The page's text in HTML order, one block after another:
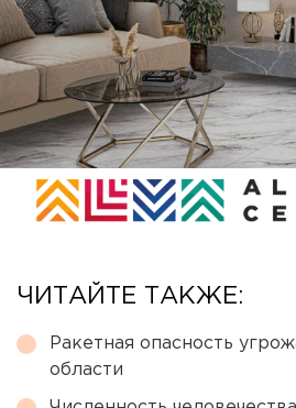
ЧИТАЙТЕ ТАКЖЕ:
Ракетная опасность
области